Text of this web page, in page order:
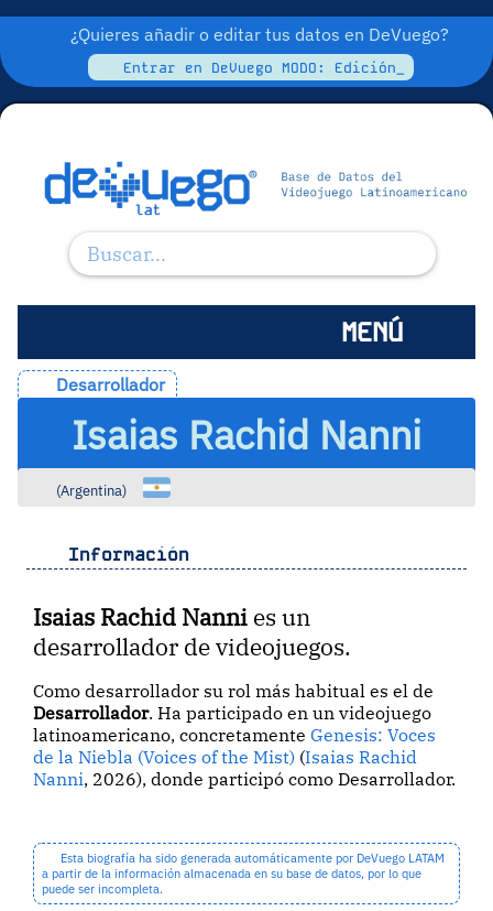
¿Quieres añadir o editar tus datos en DeVuego?
Entrar en DeVuego MODO: Edición_
MENÚ
Desarrollador
Isaias Rachid Nanni
(Argentina)
Información
Isaias Rachid Nanni es un
desarrollador de videojuegos.
Como desarrollador su rol más habitual es el de
Desarrollador. Ha participado en un videojuego
latinoamericano, concretamenteGenesis: Voces
de la Niebla (Voices of the Mist) (Isaias Rachid
Nanni, 2026), donde participó como Desarrollador.
Esta biografía ha sido generada automáticamente por DeVuego LATAM
a partir de la información almacenada en su base de datos, por lo que
puede ser incompleta.